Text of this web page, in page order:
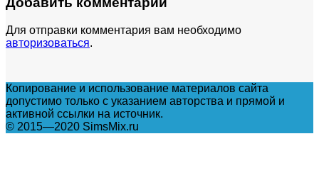
Для отправки комментария вам необходимо
авторизоваться.
Копирование и использование материалов сайта
допустимо только с указанием авторства и прямой и
активной ссылки на источник.
© 2015—2020 SimsMix.ru